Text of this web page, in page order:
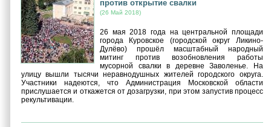
против открытие свалки
(26 Май 2018)
26 мая 2018 года на центральной площади
города Куровское (городской округ Ликино-
Дулёво) прошёл масштабный народный
митинг против возобновления работы
мусорной свалки в деревне Заволенье. На
улицу вышли тысячи неравнодушных жителей городского округа.
Участники надеются, что Администрация Московской области
прислушается и откажется от дозагрузки, при этом запустив процесс
рекультивации.